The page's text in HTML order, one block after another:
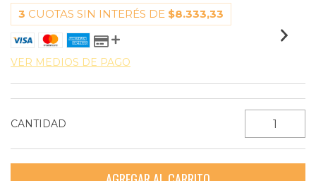
3 CUOTAS SIN INTERÉS DE $8.333,33
VER MEDIOS DE PAGO
CANTIDAD